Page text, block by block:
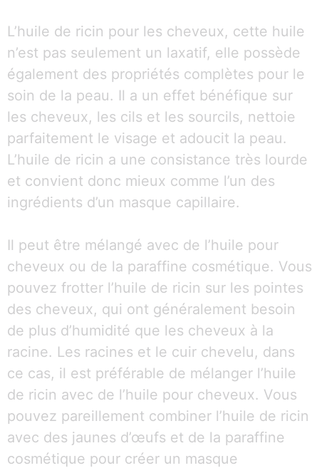
L’huile de ricin pour les cheveux, cette huile
n’est pas seulement un laxatif, elle possède
également des propriétés complètes pour le
soin de la peau. Il a un effet bénéfique sur
les cheveux, les cils et les sourcils, nettoie
parfaitement le visage et adoucit la peau.
L’huile de ricin a une consistance très lourde
et convient donc mieux comme l’un des
ingrédients d’un masque capillaire.
Il peut être mélangé avec de l’huile pour
cheveux ou de la paraffine cosmétique. Vous
pouvez frotter l’huile de ricin sur les pointes
des cheveux, qui ont généralement besoin
de plus d’humidité que les cheveux à la
racine. Les racines et le cuir chevelu, dans
ce cas, il est préférable de mélanger l’huile
de ricin avec de l’huile pour cheveux. Vous
pouvez pareillement combiner l’huile de ricin
avec des jaunes d’œufs et de la paraffine
cosmétique pour créer un masque